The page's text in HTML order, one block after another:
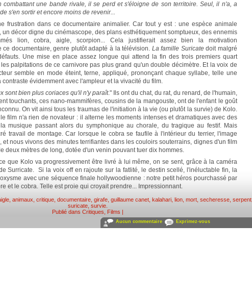
combattant une bande rivale, il se perd et s'éloigne de son territoire. Seul, il n'a, a
s'en sortir et encore moins de revenir...
frustration dans ce documentaire animalier. Car tout y est : une espèce animale
un décor digne du cinémascope, des plans esthétiquement somptueux, des ennemis
lion, cobra, aigle, scorpion... Cela justifierait assez bien la motivation
ce documentaire, genre plutôt adapté à la télévision. La famille Suricatedoit malgré
Une mise en place assez longue qui attend la fin des trois premiers quart
palpitations de ce carnivore pas plus grand qu'un double décimètre. Et la voix de
semble en mode éteint, terne, appliqué, prononçant chaque syllabe, telle une
contraste évidemment avec l'ampleur et la vivacité du film.
sont bien plus coriaces qu'il n'y paraît." Ils ont du chat, du rat, du renard, de l'humain,
touchants, ces nano-mammifères, cousins de la mangouste, ont de l'enfant le goût
On vit ainsi tous les traumas de l'initiation à la vie (ou plutôt la survie) de Kolo.
film n'a rien de novateur : il alterne les moments intenses et dramatiques avec des
musique passant alors du symphonique au chorale, du tragique au festif. Mais
travail de montage. Car lorsque le cobra se faufile à l'intérieur du terrier, l'image
et nous vivons des minutes terrifiantes dans les couloirs souterrains, dignes d'un film
deux mètres de long, dotée d'un venin pouvant tuer dix hommes.
que Kolo va progressivement être livré à lui même, on se sent, grâce à la caméra
Surricate. Si la voix off en rajoute sur la fatlité, le destin scellé, l'inéluctable fin, la
avec une séquence finale hollywoodienne : notre petit héros pourchassé par
et le cobra. Telle est proie qui croyait prendre... Impressionnant.
, animaux critique, documentaire, girafe, guillaume canet, kalahari, lion, mort, secheresse, serpent,
suricate survie
Publié dans Critiques Films |
Aucun commentaire Exprimez-vous